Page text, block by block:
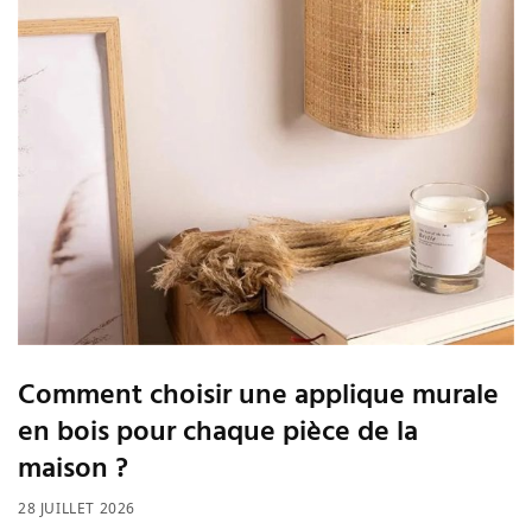
Comment choisir une applique murale
en bois pour chaque pièce de la
maison ?
28 JUILLET 2026